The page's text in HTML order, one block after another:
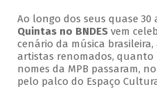
Ao longo dos seus quase 30
Quintas no BNDESvem
cenário da música
artistas renomados, quanto
nomes da MPB passaram,
pelo palco do Espaço